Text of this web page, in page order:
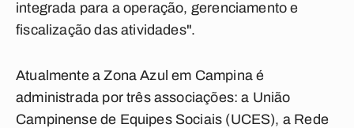
integrada para a operação, gerenciamento e
fiscalização das atividades".
Atualmente a Zona Azul em Campina é
administrada por três associações: a União
Campinense de Equipes Sociais (UCES), a Rede